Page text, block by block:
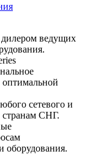
ведущих
оптимальной
сетевого и
странам СНГ.
оборудования.